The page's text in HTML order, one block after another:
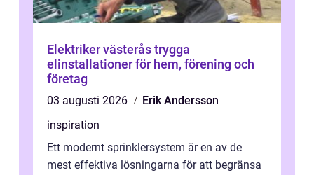
Elektriker västerås trygga
elinstallationer för hem, förening och
företag
03 augusti 2026
Erik Andersson
inspiration
Ett modernt sprinklersystem är en av de
mest effektiva lösningarna för att begränsa